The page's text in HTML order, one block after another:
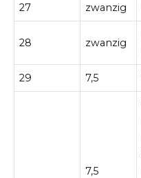
27 zwanzig
28 zwanzig
29 7,5
7,5